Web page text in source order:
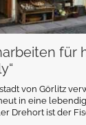
für
von Görlitz
in eine
Drehort ist der